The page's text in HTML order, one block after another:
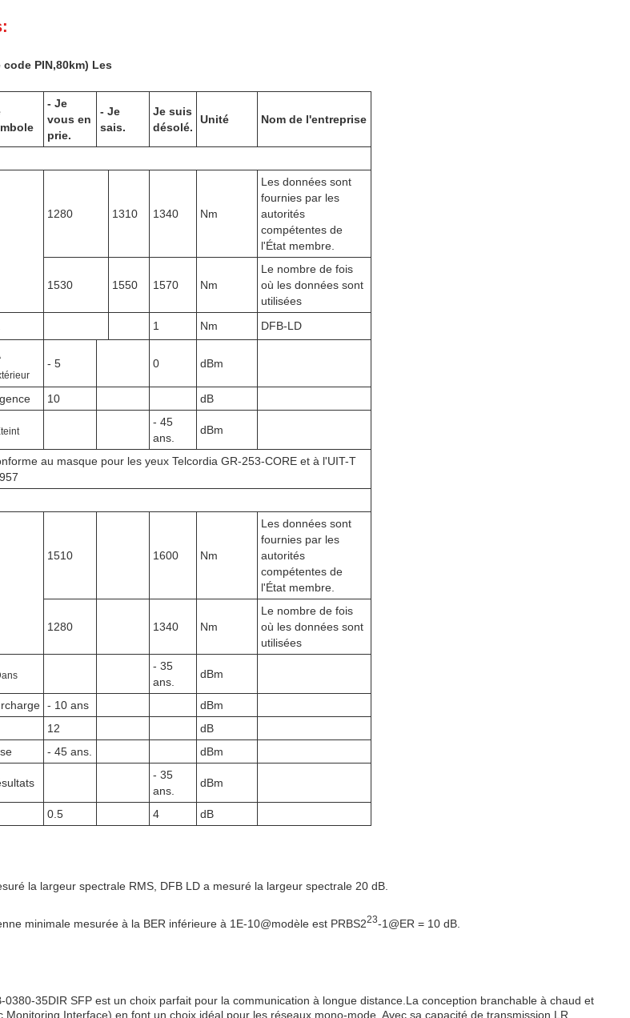
code PIN,80km) Les
- Je
vous en
prie.
- Je
sais.
Je suis
désolé.
Unité Nom de l'entreprise
1280 1310 1340 Nm
Les données sont
fournies par les
autorités
compétentes de
l'État membre.
1530 1550 1570 Nm
Le nombre de fois
où les données sont
utilisées
1 Nm DFB-LD
- 5 0 dBm
10
dB
- 45
ans.
dBm
au masque pour les yeux Telcordia GR-253-CORE et à l'UIT-T
1510 1600 Nm
Les données sont
fournies par les
autorités
compétentes de
l'État membre.
1280 1340 Nm
Le nombre de fois
où les données sont
utilisées
- 35
ans.
dBm
- 10 ans
dBm
12
dB
- 45 ans. dBm
- 35
ans.
dBm
0.5 4 dB
la largeur spectrale RMS, DFB LD a mesuré la largeur spectrale 20 dB.
minimale mesurée à la BER inférieure à 1E-10@modèle est PRBS223-1@ER = 10 dB.
0380-35DIR SFP est un choix parfait pour la communication à longue distance.La conception branchable à chaud et
Monitoring Interface) en font un choix idéal pour les réseaux mono-mode. Avec sa capacité de transmission LR